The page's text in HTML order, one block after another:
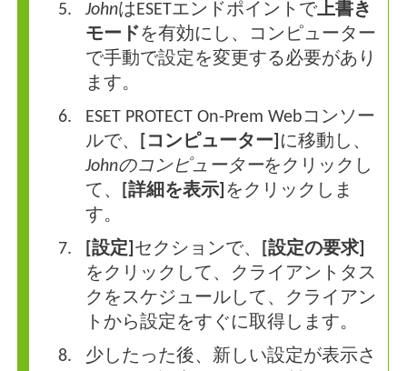
JohnはESETエンドポイントで上書き
モード を有効にし、コンピューター
で手動で設定を変更する必要があり
ます。
ESET PROTECT On-Prem Webコンソー
ルで、
[コンピューター] に移動し、
Johnのコンピューターをクリックし
て、
[詳細を表示] をクリックしま
す。
[設定] セクションで、
[設定の要求]
をクリックして、クライアントタス
クをスケジュールして、クライアン
トから設定をすぐに取得します。
少したった後、新しい設定が表示さ